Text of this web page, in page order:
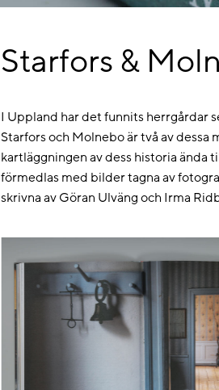
Starfors &
I Uppland har det funnits herrgårdar
Starfors och Molnebo är två av dessa
kartläggningen av dess historia ända
förmedlas med bilder tagna av
skrivna av Göran Ulväng och Irma